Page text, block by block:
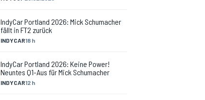
INDYCAR18 h
IndyCar Portland 2026: Mick Schumacher
fällt in FT2 zurück
INDYCAR12 h
IndyCar Portland 2026: Keine Power!
Neuntes Q1-Aus für Mick Schumacher